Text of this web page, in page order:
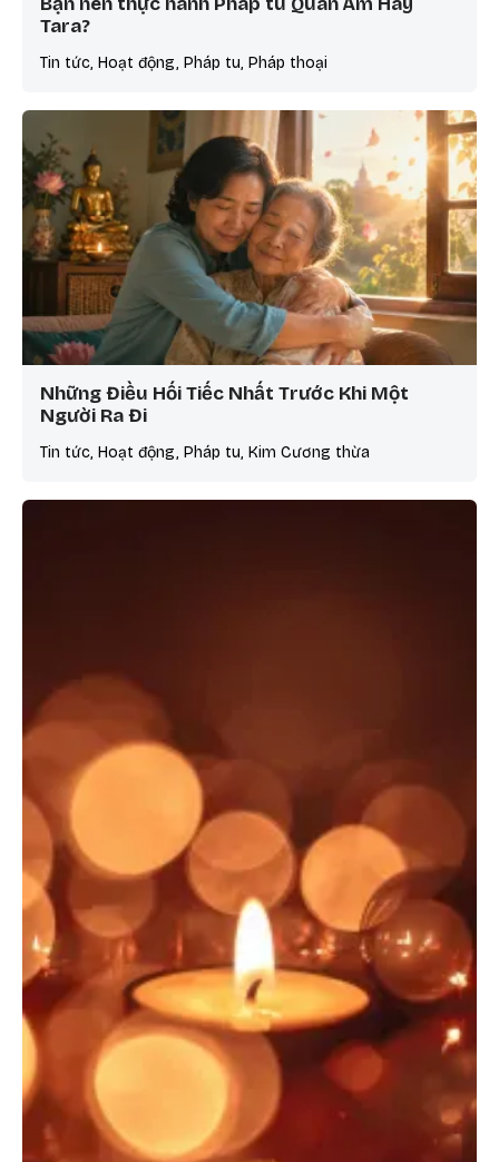
Tara?
Tin tức, Hoạt động, Pháp tu, Pháp thoại
Những Điều Hối Tiếc Nhất Trước Khi Một
Người Ra Đi
Tin tức, Hoạt động, Pháp tu, Kim Cương thừa